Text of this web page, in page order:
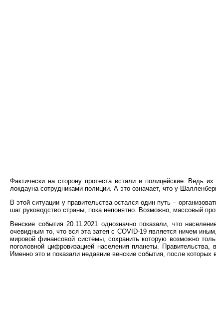
Фактически на сторону протеста встали и полицейские. Ведь
локдауна сотрудниками полиции. А это означает, что у
В этой ситуации у правительства остался один путь –
шаг руководство страны, пока непонятно. Возможно, массовый
Венские события 20.11.2021 однозначно показали, что
очевидным то, что вся эта затея с COVID-19 является ничем
мировой финансовой системы, сохранить которую возможно
поголовной цифровизацией населения планеты.
Именно это и показали недавние венские события, после